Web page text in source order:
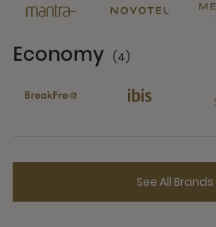
Economy (4)
See All Brands